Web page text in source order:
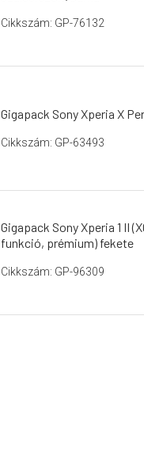
Cikkszám: GP-76132
Gigapack Sony Xperia X
Cikkszám: GP-63493
Gigapack Sony Xperia 1 II
funkció, prémium) fekete
Cikkszám: GP-96309